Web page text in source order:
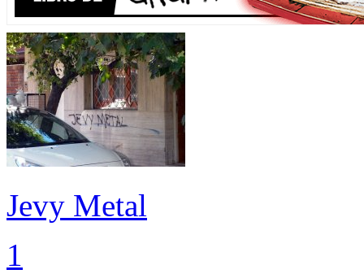
Jevy Metal
1